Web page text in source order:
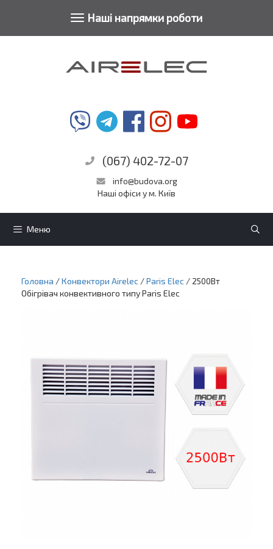
(067) 402-72-07
info@budova.org
Наші офіси у м. Київ
Меню
Головна /Конвектори Airelec /Paris Elec / 2500Вт
Обігрівач конвективного типу Paris Elec
Наші напрямки роботиToggle